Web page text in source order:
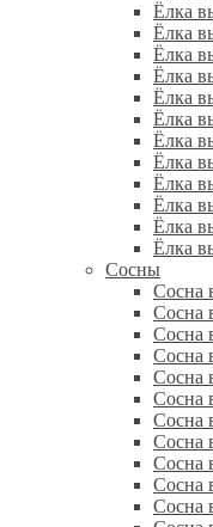
Ёлка
Ёлка
Ёлка
Ёлка
Ёлка
Ёлка
Ёлка
Ёлка
Ёлка
Ёлка
Ёлка
Ёлка
Сосны
Сосна
Сосна
Сосна
Сосна
Сосна
Сосна
Сосна
Сосна
Сосна
Сосна
Сосна